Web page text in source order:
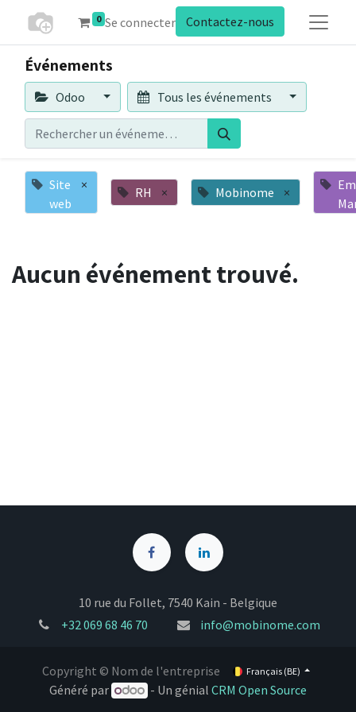
0 Se connecter Contactez-nous
Événements
Odoo Tous les événements
Site
web
× RH × Mobinome ×
Aucun événement trouvé.
10 rue du Follet, 7540 Kain - Belgique
+32 069 68 46 70 info@mobinome.com
Copyright © Nom de l'entreprise Français (BE)
Généré par - Un génialCRM Open Source